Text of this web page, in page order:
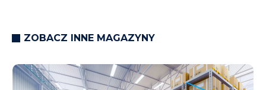
ZOBACZ INNE MAGAZYNY